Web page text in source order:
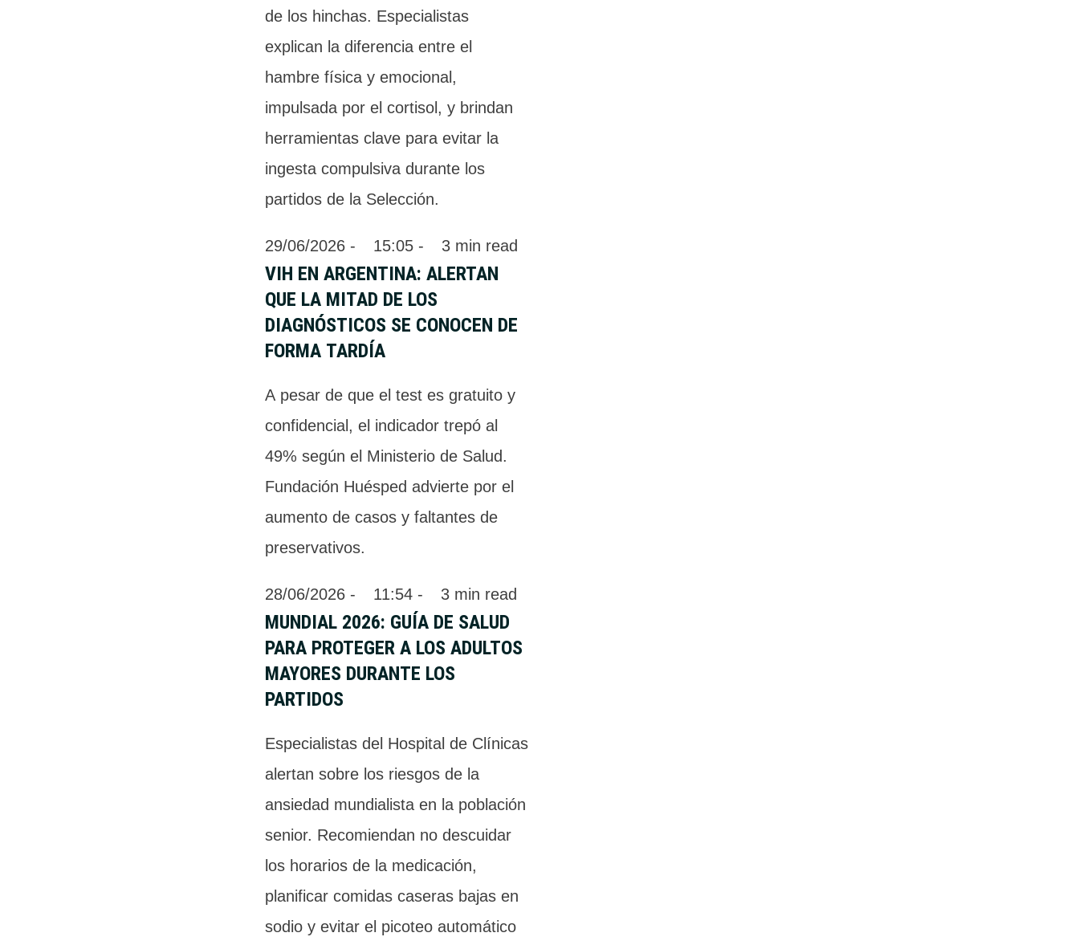
de los hinchas. Especialistas
explican la diferencia entre el
hambre física y emocional,
impulsada por el cortisol, y brindan
herramientas clave para evitar la
ingesta compulsiva durante los
partidos de la Selección.
29/06/2026 - 15:05 - 3 min read
VIH EN ARGENTINA: ALERTAN
QUE LA MITAD DE LOS
DIAGNÓSTICOS SE CONOCEN DE
FORMA TARDÍA
A pesar de que el test es gratuito y
confidencial, el indicador trepó al
49% según el Ministerio de Salud.
Fundación Huésped advierte por el
aumento de casos y faltantes de
preservativos.
28/06/2026 - 11:54 - 3 min read
MUNDIAL 2026: GUÍA DE SALUD
PARA PROTEGER A LOS ADULTOS
MAYORES DURANTE LOS
PARTIDOS
Especialistas del Hospital de Clínicas
alertan sobre los riesgos de la
ansiedad mundialista en la población
senior. Recomiendan no descuidar
los horarios de la medicación,
planificar comidas caseras bajas en
sodio y evitar el picoteo automático